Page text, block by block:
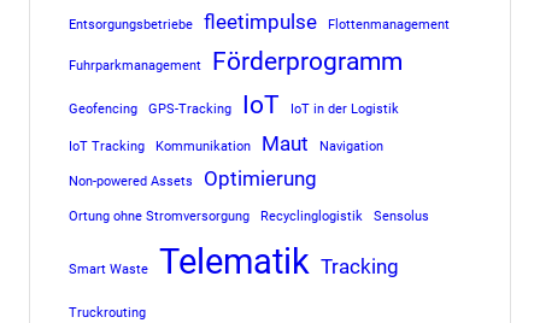
Entsorgungsbetriebe fleetimpulse Flottenmanagement
Fuhrparkmanagement Förderprogramm
Geofencing GPS-Tracking IoT IoT in der Logistik
IoT Tracking Kommunikation Maut Navigation
Non-powered Assets Optimierung
Ortung ohne Stromversorgung Recyclinglogistik Sensolus
Smart Waste Telematik Tracking
Truckrouting